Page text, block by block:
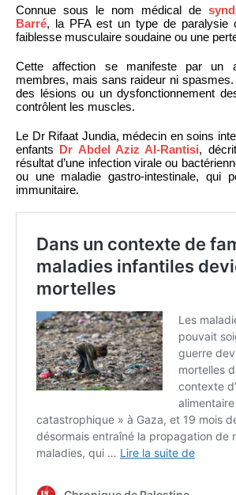
Connue sous le nom médical de
Barré, la PFA est un type de paralysie
faiblesse musculaire soudaine ou une
Cette affection se manifeste par un
membres, mais sans raideur ni
des lésions ou un dysfonctionnement
contrôlent les muscles.
Le Dr Rifaat Jundia, médecin en soins
enfants Dr Abdel Aziz Al-Rantisi,
résultat d’une infection virale ou
ou une maladie gastro-intestinale, qui
immunitaire.